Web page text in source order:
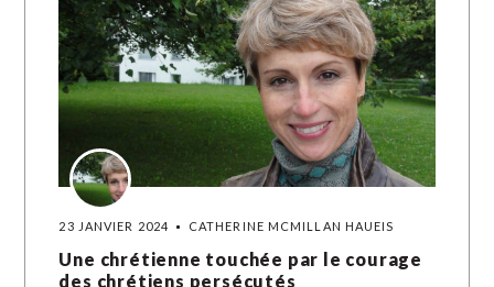
23 JANVIER 2024 CATHERINE MCMILLAN HAUEIS
Une chrétienne touchée par le courage
des chrétiens persécutés